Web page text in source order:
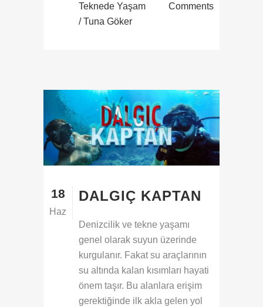
Teknede Yaşam
/ Tuna Göker
Comments
18
Haz
DALGIÇ KAPTAN
Denizcilik ve tekne yaşamı
genel olarak suyun üzerinde
kurgulanır. Fakat su araçlarının
su altında kalan kısımları hayati
önem taşır. Bu alanlara erişim
gerektiğinde ilk akla gelen yol